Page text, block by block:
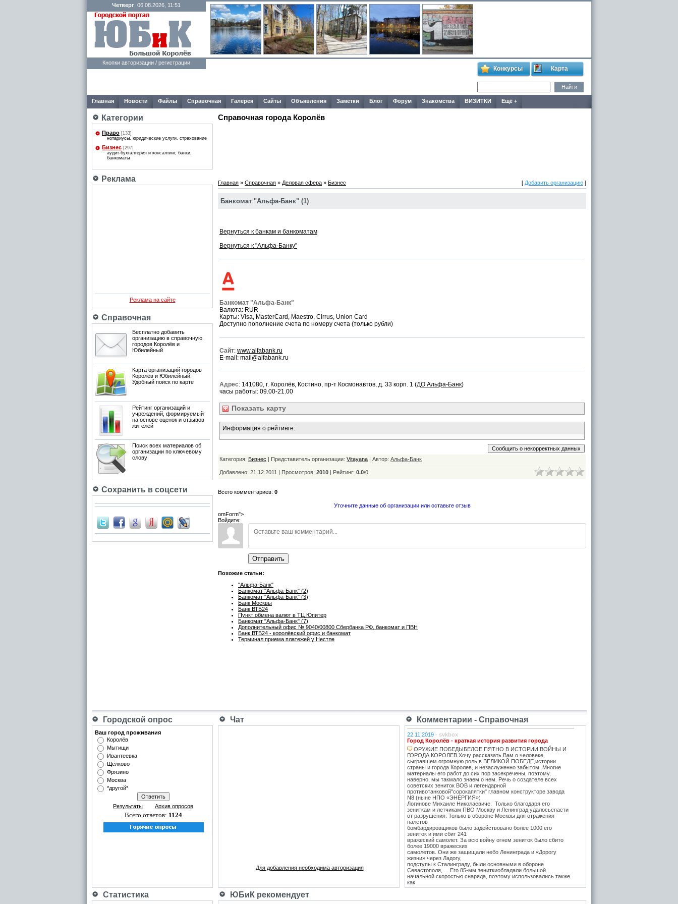
Четверг , 06.08.2026, 11:51
Кнопки авторизации / регистрации
Конкурсы Карта
Главная Новости Файлы Справочная Галерея Сайты Объявления Заметки Блог Форум Знакомства ВИЗИТКИ Ещё +
Категории
Право [133]
нотариусы, юридические услуги, страхование
Бизнес [297]
аудит-бухгалтерия и консалтинг, банки,
банкоматы
Реклама
Реклама на сайте
Справочная
Бесплатно добавить
организацию в справочную
городов Королёв и
Юбилейный
Карта организаций городов
Королёв и Юбилейный.
Удобный поиск по карте
Рейтинг организаций и
учреждений, формируемый
на основе оценок и отзывов
жителей
Поиск всех материалов об
организации по ключевому
слову
Сохранить в соцсети
Справочная города Королёв
Главная » Справочная » Деловая сфера » Бизнес [ Добавить организацию ]
Банкомат "Альфа-Банк" (1)
Вернуться к банкам и банкоматам
Вернуться к "Альфа-Банку"
Банкомат "Альфа-Банк"
Валюта: RUR
Карты: Visa, MasterCard, Maestro, Cirrus, Union Card
Доступно пополнение счета по номеру счета (только рубли)
Сайт: www.alfabank.ru
E-mail: mail@alfabank.ru
Адрес: 141080, г. Королёв, Костино, пр-т Космонавтов, д. 33 корп. 1 (ДО Альфа-Банк)
часы работы: 09.00-21.00
Показать карту
Информация о рейтинге:
Категория: Бизнес | Представитель организации: Vitayana | Автор: Альфа-Банк
Добавлено: 21.12.2011 | Просмотров: 2010 | Рейтинг: 0.0/0
Всего комментариев: 0
Уточните данные об организации или оставьте отзыв
omForm">
Войдите:
Отправить
Похожие статьи:
"Альфа-Банк"
Банкомат "Альфа-Банк" (2)
Банкомат "Альфа-Банк" (3)
Банк Москвы
Банк ВТБ24
Пункт обмена валют в ТЦ Юпитер
Банкомат "Альфа-Банк" (7)
Дополнительный офис № 9040/00800 Сбербанка РФ, банкомат и ПВН
Банк ВТБ24 - королёвский офис и банкомат
Терминал приема платежей у Нестле
Городской опрос Чат Комментарии - Справочная
Ваш город проживания
Королёв
Мытищи
Ивантеевка
Щёлково
Фрязино
Москва
*другой*
Результаты Архив опросов
Всего ответов: 1124
Для добавления необходима авторизация
22.11.2019 - svkbox
Город Королёв - краткая история развития города
ОРУЖИЕ ПОБЕДЫБЕЛОЕ ПЯТНО В ИСТОРИИ ВОЙНЫ И
ГОРОДА КОРОЛЕВ.Хочу рассказать Вам о человеке,
сыгравшем огромную роль в ВЕЛИКОЙ ПОБЕДЕ,истории
страны и города Королев, и незаслуженно забытом. Многие
материалы его работ до сих пор засекречены, поэтому,
наверно, мы такмало знаем о нем. Речь о создателе всех
советских зениток ВОВ и легендарной
противотанковой"сорокапятки" главном конструкторе завода
N8 (ныне НПО «ЭНЕРГИЯ»)
Логинове Михаиле Николаевиче. Только благодаря его
зениткам и летчикам ПВО Москву и Ленинград удалосьспасти
от разрушения. Только в обороне Москвы для отражения
налетов
бомбардировщиков было задействовано более 1000 его
зениток и ими сбит 241
вражеский самолет. За всю войну огнем зениток было сбито
более 19000 вражеских
самолетов. Они же защищали небо Ленинграда и «Дорогу
жизни» через Ладогу,
подступы к Сталинграду, были основными в обороне
Севастополя, ... Его 85-мм зениткиобладали большой
начальной скоростью снаряда, поэтому использовались также
как
противотанковые, на прямую наводку для борьбы с тяжёлыми
Пантера. С 1943 года после Курской битвы и испытательных
Статистика ЮБиК рекомендует